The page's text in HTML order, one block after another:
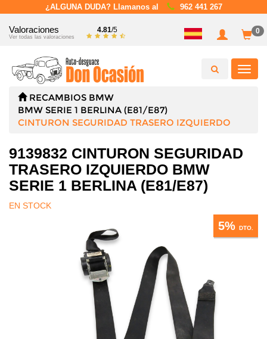
¿ALGUNA DUDA? Llamanos al 962 441 267
Valoraciones
Ver todas las valoraciones
4.81/5 0
RECAMBIOS BMW
BMW SERIE 1 BERLINA (E81/E87)
CINTURON SEGURIDAD TRASERO IZQUIERDO
9139832 CINTURON SEGURIDAD
TRASERO IZQUIERDO BMW
SERIE 1 BERLINA (E81/E87)
EN STOCK
5% DTO.